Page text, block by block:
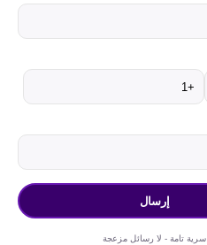
سرية تامة - لا رسائل مزعجة